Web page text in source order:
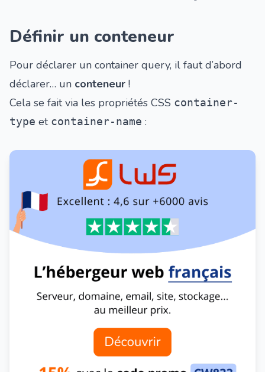
Définir un conteneur
Pour déclarer un container query, il faut d’abord
déclarer… un conteneur !
Cela se fait via les propriétés CSS container-
type et container-name :